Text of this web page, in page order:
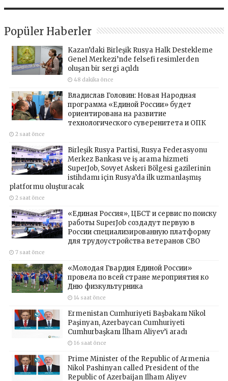
Popüler Haberler
Kazan’daki Birleşik Rusya Halk Destekleme
Genel Merkezi’nde felsefi resimlerden
oluşan bir sergi açıldı
48 dakika önce
Владислав Головин: Новая Народная
программа «Единой России» будет
ориентирована на развитие
технологического суверенитета и ОПК
2 saat önce
Birleşik Rusya Partisi, Rusya Federasyonu
Merkez Bankası ve iş arama hizmeti
SuperJob, Sovyet Askeri Bölgesi gazilerinin
istihdamı için Rusya’da ilk uzmanlaşmış
platformu oluşturacak
2 saat önce
«Единая Россия», ЦБСТ и сервис по поиску
работы SuperJob создадут первую в
России специализированную платформу
для трудоустройства ветеранов СВО
7 saat önce
«Молодая Гвардия Единой России»
провела по всей стране мероприятия ко
Дню физкультурника
14 saat önce
Ermenistan Cumhuriyeti Başbakanı Nikol
Paşinyan, Azerbaycan Cumhuriyeti
Cumhurbaşkanı İlham Aliyev’i aradı
16 saat önce
Prime Minister of the Republic of Armenia
Nikol Pashinyan called President of the
Republic of Azerbaijan Ilham Aliyev